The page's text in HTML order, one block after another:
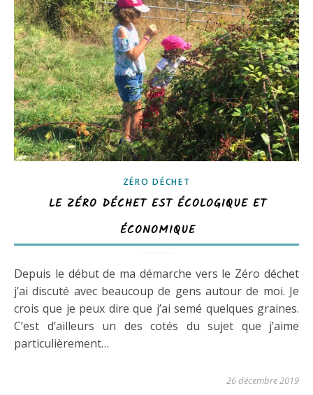
ZÉRO DÉCHET
LE ZÉRO DÉCHET EST ÉCOLOGIQUE ET
ÉCONOMIQUE
Depuis le début de ma démarche vers le Zéro déchet
j’ai discuté avec beaucoup de gens autour de moi. Je
crois que je peux dire que j’ai semé quelques graines.
C’est d’ailleurs un des cotés du sujet que j’aime
particulièrement…
26 décembre 2019